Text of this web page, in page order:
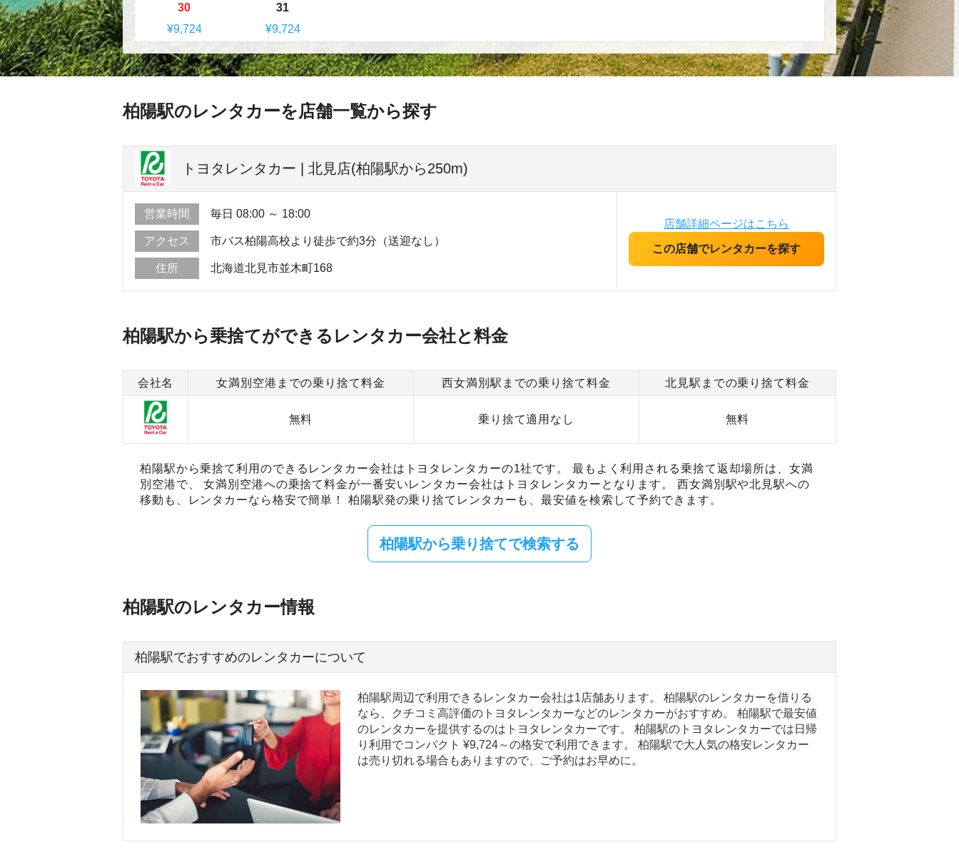
30
¥9,724
31
¥9,724
柏陽駅のレンタカーを店舗一覧から探す
トヨタレンタカー | 北見店(柏陽駅から250m)
営業時間 毎日 08:00 ～ 18:00
アクセス 市バス柏陽高校より徒歩で約3分（送迎なし）
住所 北海道北見市並木町168
店舗詳細ページはこちら
この店舗でレンタカーを探す
柏陽駅から乗捨てができるレンタカー会社と料金
会社名 女満別空港までの乗り捨て料金 西女満別駅までの乗り捨て料金 北見駅までの乗り捨て料金
無料 乗り捨て適用なし 無料
柏陽駅から乗捨て利用のできるレンタカー会社はトヨタレンタカーの1社です。 最もよく利用される乗捨て返却場所は、女満
別空港で、 女満別空港への乗捨て料金が一番安いレンタカー会社はトヨタレンタカーとなります。 西女満別駅や北見駅への
移動も、レンタカーなら格安で簡単！ 柏陽駅発の乗り捨てレンタカーも、最安値を検索して予約できます。
柏陽駅から乗り捨てで検索する
柏陽駅のレンタカー情報
柏陽駅でおすすめのレンタカーについて
柏陽駅周辺で利用できるレンタカー会社は1店舗あります。 柏陽駅のレンタカーを借りる
なら、クチコミ高評価のトヨタレンタカーなどのレンタカーがおすすめ。 柏陽駅で最安値
のレンタカーを提供するのはトヨタレンタカーです。 柏陽駅のトヨタレンタカーでは日帰
り利用でコンパクト ¥9,724～の格安で利用できます。 柏陽駅で大人気の格安レンタカー
は売り切れる場合もありますので、ご予約はお早めに。